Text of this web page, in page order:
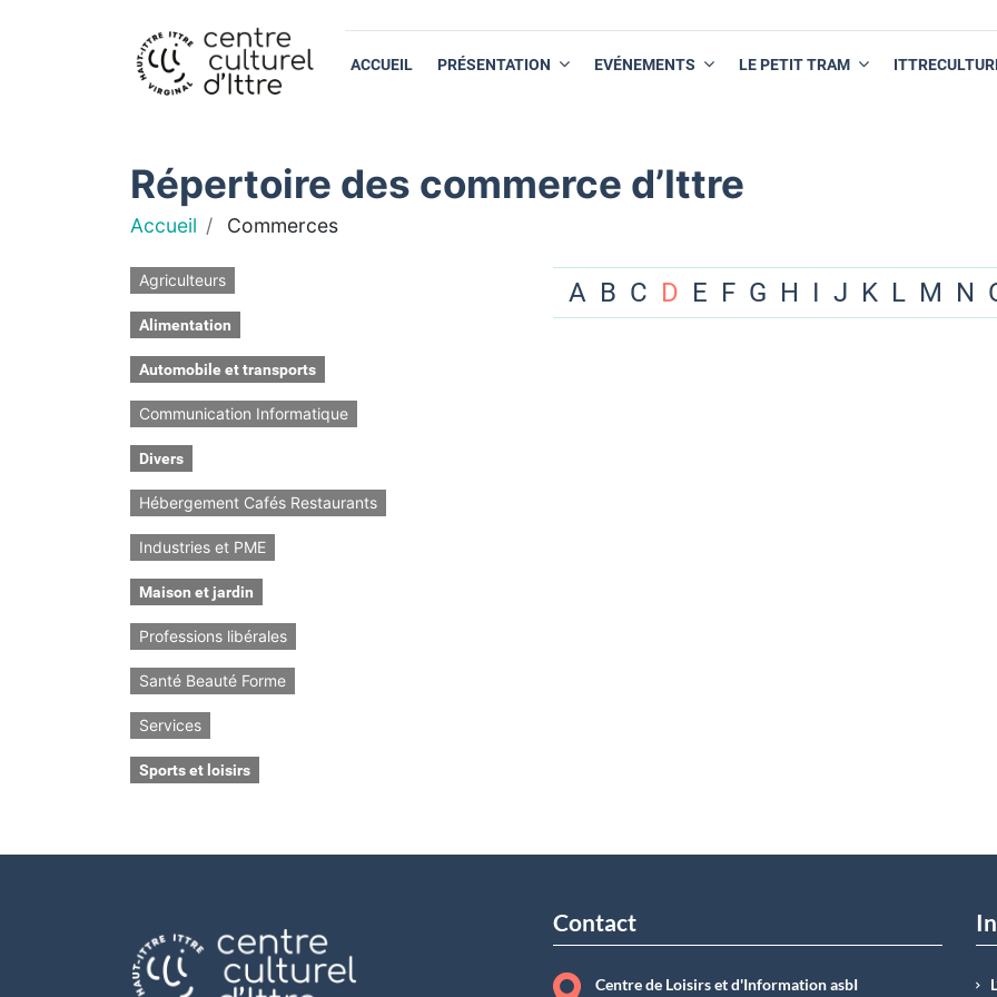
ACCUEIL PRÉSENTATION EVÉNEMENTS LE PETIT TRAM
Répertoire des commerce d’Ittre
Accueil Commerces
Agriculteurs
Alimentation
Automobile et transports
Communication Informatique
Divers
Hébergement Cafés Restaurants
Industries et PME
Maison et jardin
Professions libérales
Santé Beauté Forme
Services
Sports et loisirs
A B C D E F G H I J K L M N
Contact
Centre de Loisirs et d'Information asbI